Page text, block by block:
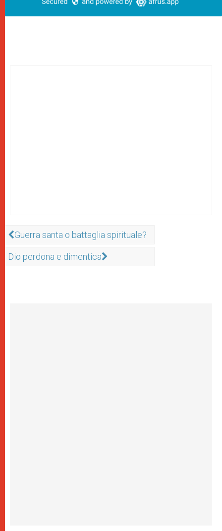
Guerra santa o battaglia spirituale?
Dio perdona e dimentica